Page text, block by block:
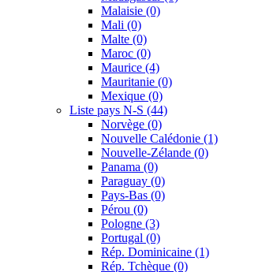
Malaisie (0)
Mali (0)
Malte (0)
Maroc (0)
Maurice (4)
Mauritanie (0)
Mexique (0)
Liste pays N-S (44)
Norvège (0)
Nouvelle Calédonie (1)
Nouvelle-Zélande (0)
Panama (0)
Paraguay (0)
Pays-Bas (0)
Pérou (0)
Pologne (3)
Portugal (0)
Rép. Dominicaine (1)
Rép. Tchèque (0)